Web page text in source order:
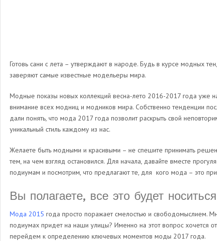
Готовь сани с лета – утверждают в народе. Будь в курсе модных
заверяют самые известные модельеры мира.
Модные показы новых коллекций весна-лето 2016-2017 года уже
внимание всех модниц и модников мира. Собственно тенденции
дали понять, что мода 2017 года позволит раскрыть свой
уникальный стиль каждому из нас.
Желаете быть модными и красивыми – не спешите принимать
тем, на чем взгляд остановился. Для начала, давайте вместе
подиумам и посмотрим, что предлагают те, для кого мода – это
Вы полагаете, все это будет
Мода 2015 года просто поражает смелостью и свободомыслием.
подиумах придет на наши улицы? Именно на этот вопрос хочется
перейдем к определению ключевых моментов моды 2017 года.